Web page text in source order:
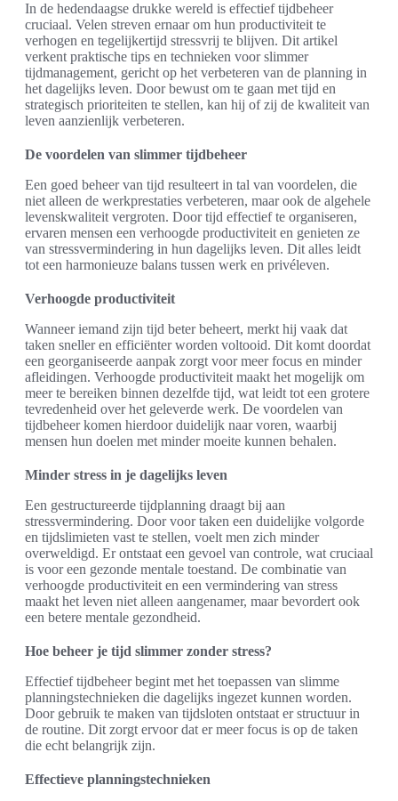
In de hedendaagse drukke wereld is effectief tijdbeheer
cruciaal. Velen streven ernaar om hun productiviteit te
verhogen en tegelijkertijd stressvrij te blijven. Dit artikel
verkent praktische tips en technieken voor slimmer
tijdmanagement, gericht op het verbeteren van de planning in
het dagelijks leven. Door bewust om te gaan met tijd en
strategisch prioriteiten te stellen, kan hij of zij de kwaliteit van
leven aanzienlijk verbeteren.
De voordelen van slimmer tijdbeheer
Een goed beheer van tijd resulteert in tal van voordelen, die
niet alleen de werkprestaties verbeteren, maar ook de algehele
levenskwaliteit vergroten. Door tijd effectief te organiseren,
ervaren mensen een verhoogde productiviteit en genieten ze
van stressvermindering in hun dagelijks leven. Dit alles leidt
tot een harmonieuze balans tussen werk en privéleven.
Verhoogde productiviteit
Wanneer iemand zijn tijd beter beheert, merkt hij vaak dat
taken sneller en efficiënter worden voltooid. Dit komt doordat
een georganiseerde aanpak zorgt voor meer focus en minder
afleidingen. Verhoogde productiviteit maakt het mogelijk om
meer te bereiken binnen dezelfde tijd, wat leidt tot een grotere
tevredenheid over het geleverde werk. De voordelen van
tijdbeheer komen hierdoor duidelijk naar voren, waarbij
mensen hun doelen met minder moeite kunnen behalen.
Minder stress in je dagelijks leven
Een gestructureerde tijdplanning draagt bij aan
stressvermindering. Door voor taken een duidelijke volgorde
en tijdslimieten vast te stellen, voelt men zich minder
overweldigd. Er ontstaat een gevoel van controle, wat cruciaal
is voor een gezonde mentale toestand. De combinatie van
verhoogde productiviteit en een vermindering van stress
maakt het leven niet alleen aangenamer, maar bevordert ook
een betere mentale gezondheid.
Hoe beheer je tijd slimmer zonder stress?
Effectief tijdbeheer begint met het toepassen van slimme
planningstechnieken die dagelijks ingezet kunnen worden.
Door gebruik te maken van tijdsloten ontstaat er structuur in
de routine. Dit zorgt ervoor dat er meer focus is op de taken
die echt belangrijk zijn.
Effectieve planningstechnieken